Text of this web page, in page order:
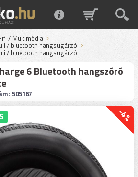
/ Multimédia
/ bluetooth hangsugárzó
/ bluetooth hangsugárzó
6 Bluetooth hangszóró
505167
-4%